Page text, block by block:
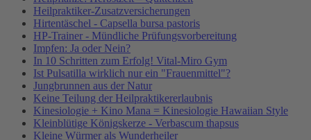
Heilpraktiker-Zusatzversicherungen
Hirtentäschel - Capsella bursa pastoris
HP-Trainer - Mündliche Prüfungsvorbereitung
Impfen: Ja oder Nein?
In 10 Schritten zum Erfolg! Vital-Miro Gym
Ist Pulsatilla wirklich nur ein "Frauenmittel"?
Jungbrunnen aus der Natur
Keine Teilung der Heilpraktikererlaubnis
Kinesiologie + Kino Mana = Kinesiologie Hawaiian Style
Kleinblütige Königskerze - Verbascum thapsus
Kleine Würmer als Wunderheiler